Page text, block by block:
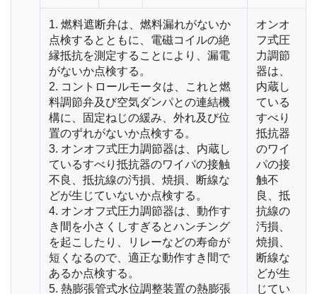
1. 燃料遮断弁は、燃料漏れがないか
点検するとともに、電磁コイルの絶
縁抵抗を測定することにより、漏電
がないか点検する。
2. コントロールモータは、これと燃
料調節弁及び空気ダンパとの連結機
構に、固定ねじの緩み、外れ及び位
置のずれがないか点検する。
3. オンオフ式圧力調節器は、内蔵し
ているすべり抵抗器のワイパの接触
不良、抵抗線の汚損、焼損、断線な
どが生じていないか点検する。
4. オンオフ式圧力調節器は、動作す
き間を小さくしすぎるとハンチング
を起こしたり、リレーなどの寿命が
短くなるので、適正な動作すき間で
あるか点検する。
5. 熱膨張管式水位調整装置の熱膨張
オンオ
フ式圧
力調節
器は、
内蔵し
ている
すべり
抵抗器
のワイ
パの接
触不
良、抵
抗線の
汚損、
焼損、
断線な
どが生
じてい